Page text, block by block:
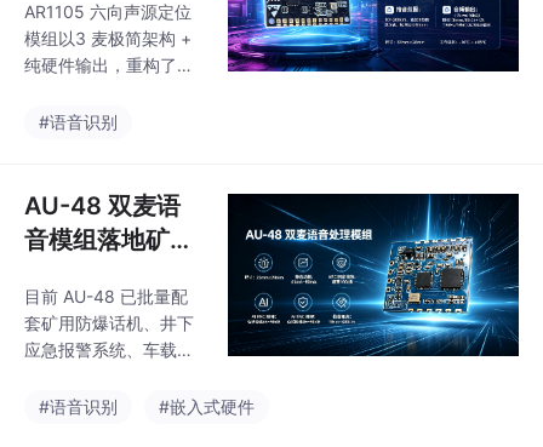
硬件集成、调试
与避坑全攻略
AR1105 六向声源定位
模组以3 麦极简架构 +
纯硬件输出，重构了轻
需算法开发，无需复杂
抗干扰三大核心要点，
即可快速完成项目集
成。
#语音识别
AU-48 双麦语
音模组落地矿山
高噪啸叫、远距
离对讲难题
目前 AU-48 已批量配
套矿用防爆话机、井下
应急报警系统、车载矿
能化语音通讯改造高性
#语音识别 #嵌入式硬件